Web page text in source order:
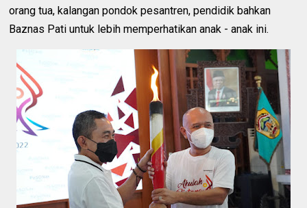
orang tua, kalangan pondok pesantren, pendidik bahkan
Baznas Pati untuk lebih memperhatikan anak - anak ini.